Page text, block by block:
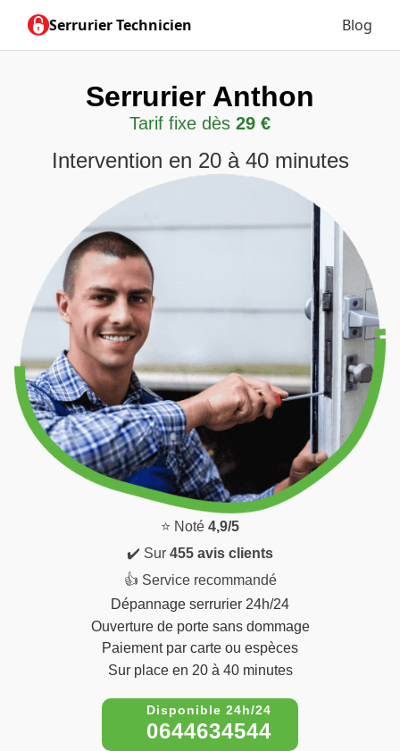
Serrurier Technicien Blog
Serrurier Anthon
Tarif fixe dès 29 €
Intervention en 20 à 40 minutes
⭐ Noté 4,9/5
✔️ Sur 455 avis clients
👍 Service recommandé
Dépannage serrurier 24h/24
Ouverture de porte sans dommage
Paiement par carte ou espèces
Sur place en 20 à 40 minutes
0644634544